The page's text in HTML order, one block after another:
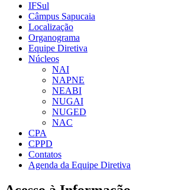
IFSul
Câmpus Sapucaia
Localização
Organograma
Equipe Diretiva
Núcleos
NAI
NAPNE
NEABI
NUGAI
NUGED
NAC
CPA
CPPD
Contatos
Agenda da Equipe Diretiva